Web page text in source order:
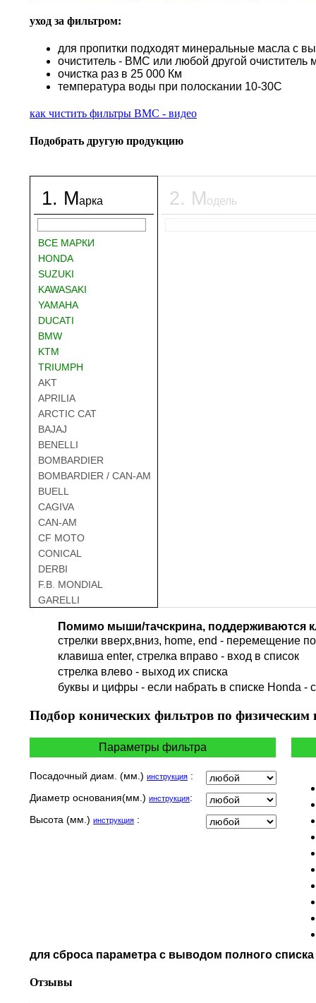
уход за фильтром:
для пропитки подходят минеральные масла с
очиститель - BMC или любой другой
очистка раз в 25 000 Км
температура воды при полоскании 10-30С
как чистить фильтры BMC - видео
Подобрать другую продукцию
1. Марка
ВСЕ МАРКИ
HONDA
SUZUKI
KAWASAKI
YAMAHA
DUCATI
BMW
KTM
TRIUMPH
AKT
APRILIA
ARCTIC CAT
BAJAJ
BENELLI
BOMBARDIER
BOMBARDIER / CAN-AM
BUELL
CAGIVA
CAN-AM
CF MOTO
CONICAL
DERBI
F.B. MONDIAL
GARELLI
GILERA
HARLEY DAVIDSON
HERO
HUSQVARNA
HYOSUNG / KR MOTORS
INDIAN
KEEWAY
KYMCO
MBK
MOTO GUZZI
TVS
2. Модель
Помимо мыши/тачскрина, поддерживаются
стрелки вверх,вниз, home, end - перемещение
клавиша enter, стрелка вправо - вход в список
cтрелка влево - выход их списка
буквы и цифры - если набрать в списке Honda -
Подбор конических фильтров по физическим
Параметры фильтра
Посадочный диам. (мм.) инструкция :
Диаметр основания(мм.) инструкция:
Высота (мм.) инструкция :
для сброса параметра с выводом полного
Отзывы